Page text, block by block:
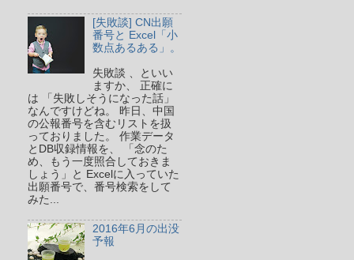
[失敗談] CN出願
番号と Excel「小
数点あるある」。
失敗談 、といい
ますか、 正確に
は 「失敗しそうになった話」
なんですけどね。 昨日、中国
の公報番号を含むリストを扱
っておりました。 作業データ
とDB収録情報を、 「念のた
め、もう一度照合しておきま
しょう」と Excelに入っていた
出願番号で、番号検索をして
みた...
2016年6月の出没
予報